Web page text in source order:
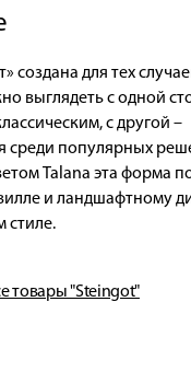
создана для тех
выглядеть с одной
с другой –
среди популярных
Talana эта форма
и ландшафтному
стиле.
товары "Steingot"